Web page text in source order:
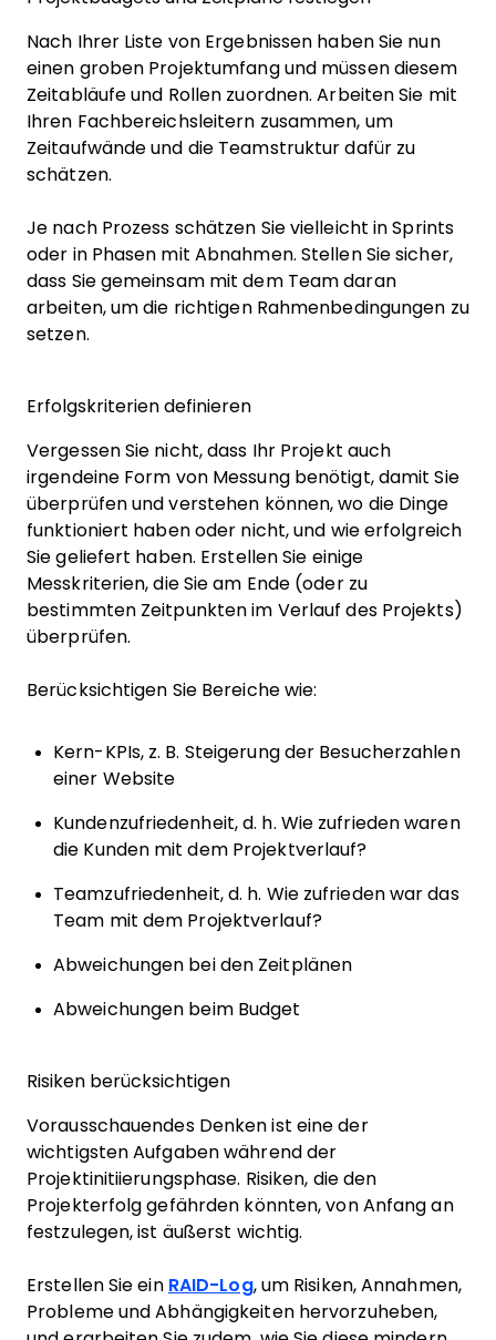
Nach Ihrer Liste von Ergebnissen haben Sie nun
einen groben Projektumfang und müssen diesem
Zeitabläufe und Rollen zuordnen. Arbeiten Sie mit
Ihren Fachbereichsleitern zusammen, um
Zeitaufwände und die Teamstruktur dafür zu
schätzen.
Je nach Prozess schätzen Sie vielleicht in Sprints
oder in Phasen mit Abnahmen. Stellen Sie sicher,
dass Sie gemeinsam mit dem Team daran
arbeiten, um die richtigen Rahmenbedingungen zu
setzen.
Erfolgskriterien definieren
Vergessen Sie nicht, dass Ihr Projekt auch
irgendeine Form von Messung benötigt, damit Sie
überprüfen und verstehen können, wo die Dinge
funktioniert haben oder nicht, und wie erfolgreich
Sie geliefert haben. Erstellen Sie einige
Messkriterien, die Sie am Ende (oder zu
bestimmten Zeitpunkten im Verlauf des Projekts)
überprüfen.
Berücksichtigen Sie Bereiche wie:
Kern-KPIs, z. B. Steigerung der Besucherzahlen
einer Website
Kundenzufriedenheit, d. h. Wie zufrieden waren
die Kunden mit dem Projektverlauf?
Teamzufriedenheit, d. h. Wie zufrieden war das
Team mit dem Projektverlauf?
Abweichungen bei den Zeitplänen
Abweichungen beim Budget
Risiken berücksichtigen
Vorausschauendes Denken ist eine der
wichtigsten Aufgaben während der
Projektinitiierungsphase. Risiken, die den
Projekterfolg gefährden könnten, von Anfang an
festzulegen, ist äußerst wichtig.
Erstellen Sie ein RAID-Log, um Risiken, Annahmen,
Probleme und Abhängigkeiten hervorzuheben,